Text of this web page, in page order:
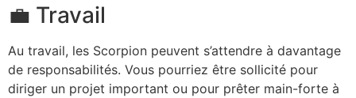
💼 Travail
Au travail, les Scorpion peuvent s’attendre à davantage
de responsabilités. Vous pourriez être sollicité pour
diriger un projet important ou pour prêter main-forte à